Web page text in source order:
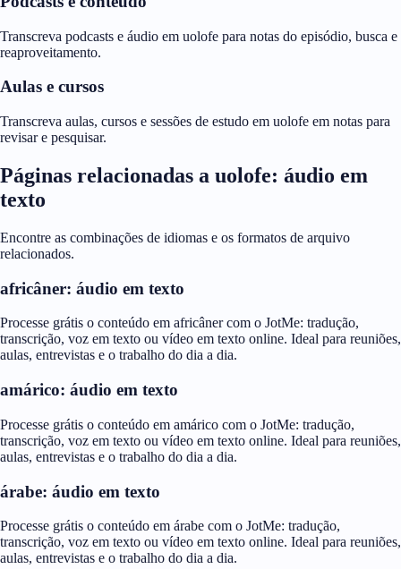
Transcreva podcasts e áudio em uolofe para notas do episódio, busca e
reaproveitamento.
Aulas e cursos
Transcreva aulas, cursos e sessões de estudo em uolofe em notas para
revisar e pesquisar.
Páginas relacionadas a uolofe: áudio em
texto
Encontre as combinações de idiomas e os formatos de arquivo
relacionados.
africâner: áudio em texto
Processe grátis o conteúdo em africâner com o JotMe: tradução,
transcrição, voz em texto ou vídeo em texto online. Ideal para reuniões,
aulas, entrevistas e o trabalho do dia a dia.
amárico: áudio em texto
Processe grátis o conteúdo em amárico com o JotMe: tradução,
transcrição, voz em texto ou vídeo em texto online. Ideal para reuniões,
aulas, entrevistas e o trabalho do dia a dia.
árabe: áudio em texto
Processe grátis o conteúdo em árabe com o JotMe: tradução,
transcrição, voz em texto ou vídeo em texto online. Ideal para reuniões,
aulas, entrevistas e o trabalho do dia a dia.